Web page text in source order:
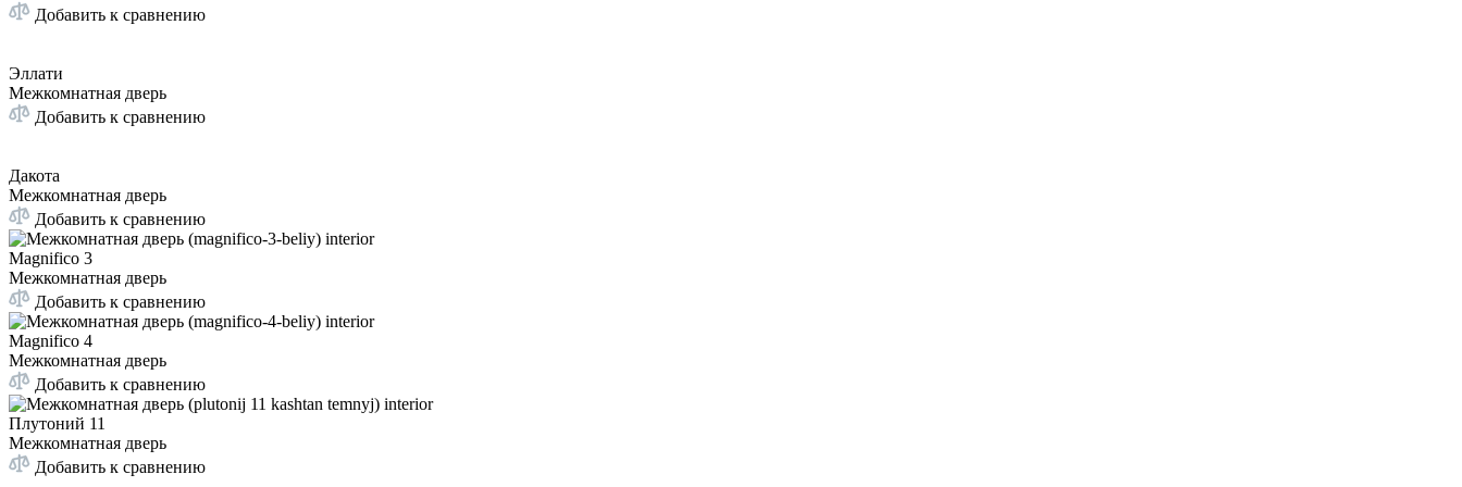
Добавить к сравнению
Эллати
Межкомнатная дверь
Добавить к сравнению
Дакота
Межкомнатная дверь
Добавить к сравнению
Magnifico 3
Межкомнатная дверь
Добавить к сравнению
Magnifico 4
Межкомнатная дверь
Добавить к сравнению
Плутоний 11
Межкомнатная дверь
Добавить к сравнению